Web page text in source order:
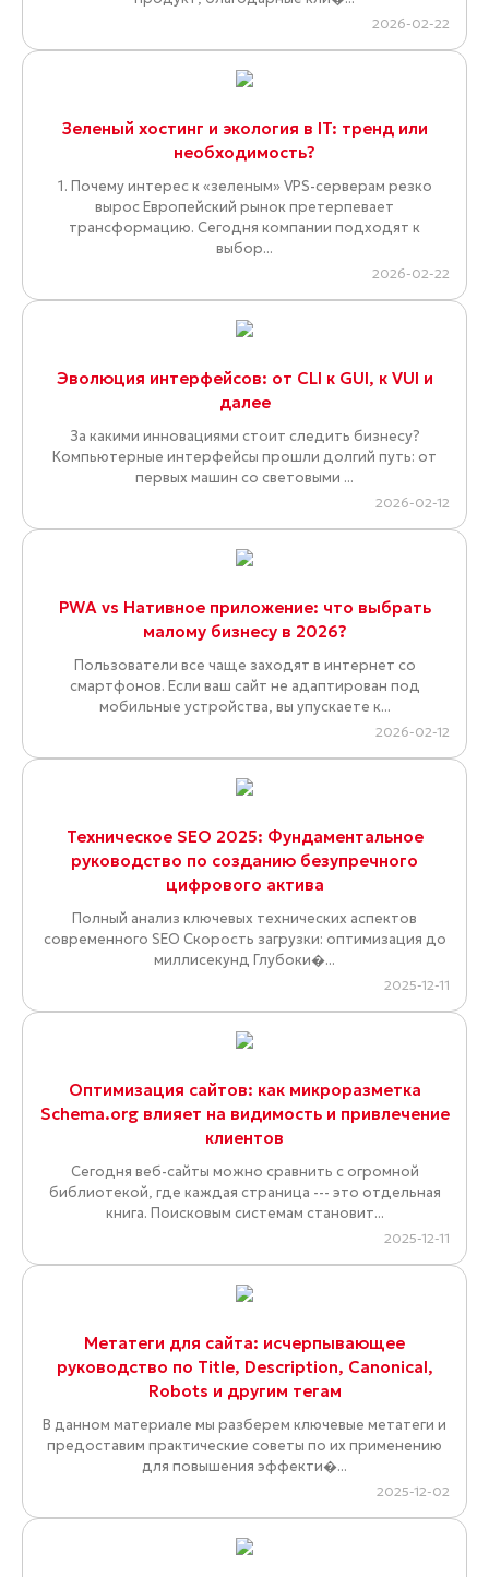
2026-02-22
Зеленый хостинг и экология в IT: тренд или
необходимость?
1. Почему интерес к «зеленым» VPS-серверам резко
вырос Европейский рынок претерпевает
трансформацию. Сегодня компании подходят к
выбор...
2026-02-22
Эволюция интерфейсов: от CLI к GUI, к VUI и
далее
За какими инновациями стоит следить бизнесу?
Компьютерные интерфейсы прошли долгий путь: от
первых машин со световыми ...
2026-02-12
PWA vs Нативное приложение: что выбрать
малому бизнесу в 2026?
Пользователи все чаще заходят в интернет со
смартфонов. Если ваш сайт не адаптирован под
мобильные устройства, вы упускаете к...
2026-02-12
Техническое SEO 2025: Фундаментальное
руководство по созданию безупречного
цифрового актива
Полный анализ ключевых технических аспектов
современного SEO Скорость загрузки: оптимизация до
миллисекунд Глубоки�...
2025-12-11
Оптимизация сайтов: как микроразметка
Schema.org влияет на видимость и привлечение
клиентов
Сегодня веб-сайты можно сравнить с огромной
библиотекой, где каждая страница --- это отдельная
книга. Поисковым системам становит...
2025-12-11
Метатеги для сайта: исчерпывающее
руководство по Title, Description, Canonical,
Robots и другим тегам
В данном материале мы разберем ключевые метатеги и
предоставим практические советы по их применению
для повышения эффекти�...
2025-12-02